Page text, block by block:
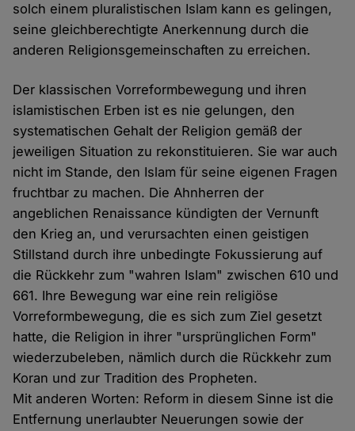
solch einem pluralistischen Islam kann es gelingen,
seine gleichberechtigte Anerkennung durch die
anderen Religionsgemeinschaften zu erreichen.
Der klassischen Vorreformbewegung und ihren
islamistischen Erben ist es nie gelungen, den
systematischen Gehalt der Religion gemäß der
jeweiligen Situation zu rekonstituieren. Sie war auch
nicht im Stande, den Islam für seine eigenen Fragen
fruchtbar zu machen. Die Ahnherren der
angeblichen Renaissance kündigten der Vernunft
den Krieg an, und verursachten einen geistigen
Stillstand durch ihre unbedingte Fokussierung auf
die Rückkehr zum "wahren Islam" zwischen 610 und
661. Ihre Bewegung war eine rein religiöse
Vorreformbewegung, die es sich zum Ziel gesetzt
hatte, die Religion in ihrer "ursprünglichen Form"
wiederzubeleben, nämlich durch die Rückkehr zum
Koran und zur Tradition des Propheten.
Mit anderen Worten: Reform in diesem Sinne ist die
Entfernung unerlaubter Neuerungen sowie der